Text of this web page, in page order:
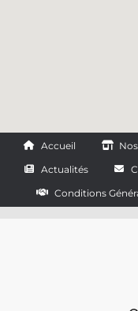
Accueil
Actualités
Conditions